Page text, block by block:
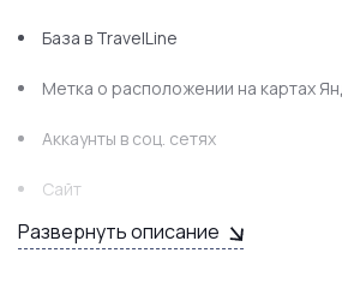
База в TravelLine
Метка о расположении на картах
Аккаунты в соц. сетях
Сайт
Контакты поставщиков
Развернуть описание